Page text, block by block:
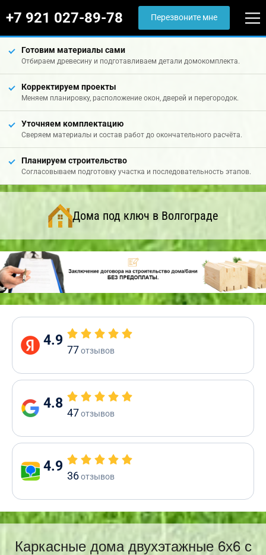
+7 921 027-89-78 Перезвоните мне
Готовим материалы сами
Отбираем древесину и подготавливаем детали домокомплекта.
Корректируем проекты
Меняем планировку, расположение окон, дверей и перегородок.
Уточняем комплектацию
Сверяем материалы и состав работ до окончательного расчёта.
Планируем строительство
Согласовываем подготовку участка и последовательность этапов.
Дома под ключ в Волгограде
4.9
77отзывов
4.8
47отзывов
4.9
36отзывов
Каркасные дома двухэтажные 6х6 с